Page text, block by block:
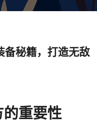
备秘籍，打造无敌
重要性